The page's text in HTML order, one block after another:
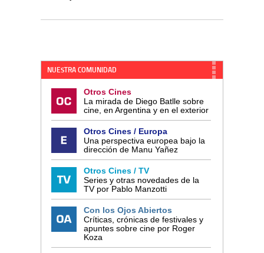
NUESTRA COMUNIDAD
Otros Cines
La mirada de Diego Batlle sobre
cine, en Argentina y en el exterior
Otros Cines / Europa
Una perspectiva europea bajo la
dirección de Manu Yañez
Otros Cines / TV
Series y otras novedades de la
TV por Pablo Manzotti
Con los Ojos Abiertos
Críticas, crónicas de festivales y
apuntes sobre cine por Roger
Koza